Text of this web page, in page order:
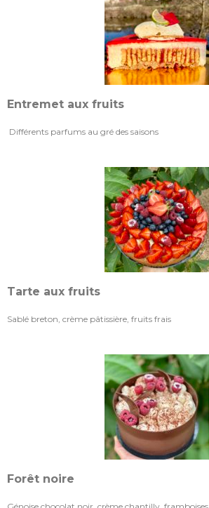
Entremet aux fruits
Différents parfums au gré des saisons
Tarte aux fruits
Sablé breton, crème pâtissière, fruits frais
Forêt noire